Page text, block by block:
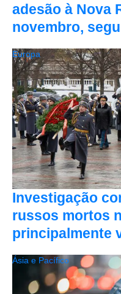
adesão à Nova
novembro,
Investigação
russos mortos
principalmente
Europa
Ásia e Pacífico